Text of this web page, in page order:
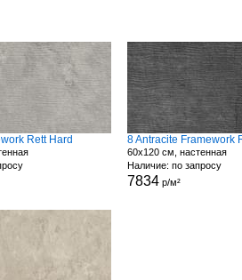
Rett Hard 8 Antracite Framework
60x120 см, настенная
Наличие: по запросу
7834 р/м²